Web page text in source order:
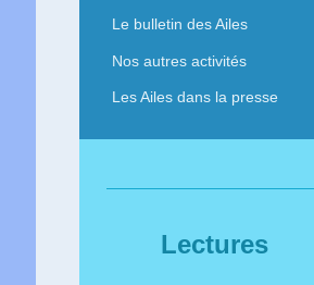
Le bulletin des Ailes
Nos autres activités
Les Ailes dans la presse
Lectures